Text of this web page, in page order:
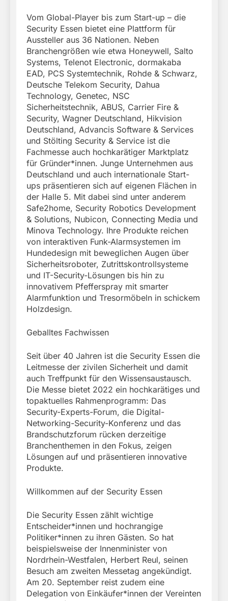
Vom Global-Player bis zum Start-up – die
Security Essen bietet eine Plattform für
Aussteller aus 36 Nationen. Neben
Branchengrößen wie etwa Honeywell, Salto
Systems, Telenot Electronic, dormakaba
EAD, PCS Systemtechnik, Rohde & Schwarz,
Deutsche Telekom Security, Dahua
Technology, Genetec, NSC
Sicherheitstechnik, ABUS, Carrier Fire &
Security, Wagner Deutschland, Hikvision
Deutschland, Advancis Software & Services
und Stölting Security & Service ist die
Fachmesse auch hochkarätiger Marktplatz
für Gründer*innen. Junge Unternehmen aus
Deutschland und auch internationale Start-
ups präsentieren sich auf eigenen Flächen in
der Halle 5. Mit dabei sind unter anderem
Safe2home, Security Robotics Development
& Solutions, Nubicon, Connecting Media und
Minova Technology. Ihre Produkte reichen
von interaktiven Funk-Alarmsystemen im
Hundedesign mit beweglichen Augen über
Sicherheitsroboter, Zutrittskontrollsysteme
und IT-Security-Lösungen bis hin zu
innovativem Pfefferspray mit smarter
Alarmfunktion und Tresormöbeln in schickem
Holzdesign.
Geballtes Fachwissen
Seit über 40 Jahren ist die Security Essen die
Leitmesse der zivilen Sicherheit und damit
auch Treffpunkt für den Wissensaustausch.
Die Messe bietet 2022 ein hochkarätiges und
topaktuelles Rahmenprogramm: Das
Security-Experts-Forum, die Digital-
Networking-Security-Konferenz und das
Brandschutzforum rücken derzeitige
Branchenthemen in den Fokus, zeigen
Lösungen auf und präsentieren innovative
Produkte.
Willkommen auf der Security Essen
Die Security Essen zählt wichtige
Entscheider*innen und hochrangige
Politiker*innen zu ihren Gästen. So hat
beispielsweise der Innenminister von
Nordrhein-Westfalen, Herbert Reul, seinen
Besuch am zweiten Messetag angekündigt.
Am 20. September reist zudem eine
Delegation von Einkäufer*innen der Vereinten